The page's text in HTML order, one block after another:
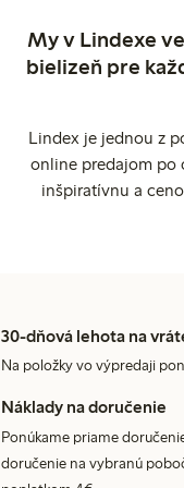
My v Lindexe
bielizeň pre
Lindex je jednou z
online predajom po
inšpiratívnu a
30-dňová lehota na
Na položky vo výpredaji
Náklady na doručenie
Ponúkame priame
doručenie na vybranú